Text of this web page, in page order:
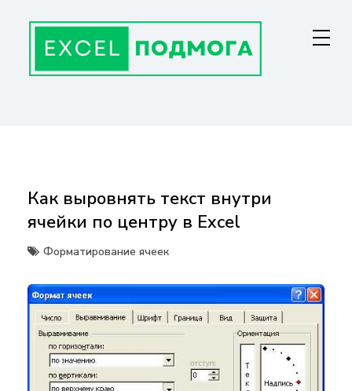
содержанию
Как выровнять текст внутри
ячейки по центру в Excel
Форматирование ячеек